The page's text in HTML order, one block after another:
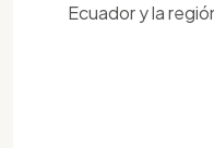
Ecuador y la